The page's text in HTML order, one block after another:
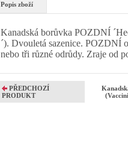
Popis zboží
Kanadská borůvka POZDNÍ
´). Dvouletá sazenice. POZDNÍ
nebo tři různé odrůdy. Zraje od
PŘEDCHOZÍ
PRODUKT